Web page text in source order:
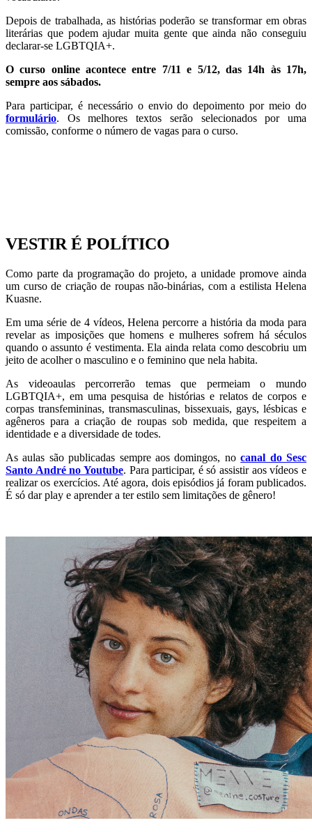
Depois de trabalhada, as histórias poderão se transformar em obras
literárias que podem ajudar muita gente que ainda não conseguiu
declarar-se LGBTQIA+.
O curso online acontece entre 7/11 e 5/12, das 14h às 17h,
sempre aos sábados.
Para participar, é necessário o envio do depoimento por meio do
formulário. Os melhores textos serão selecionados por uma
comissão, conforme o número de vagas para o curso.
VESTIR É POLÍTICO
Como parte da programação do projeto, a unidade promove ainda
um curso de criação de roupas não-binárias, com a estilista Helena
Kuasne.
Em uma série de 4 vídeos, Helena percorre a história da moda para
revelar as imposições que homens e mulheres sofrem há séculos
quando o assunto é vestimenta. Ela ainda relata como descobriu um
jeito de acolher o masculino e o feminino que nela habita.
As videoaulas percorrerão temas que permeiam o mundo
LGBTQIA+, em uma pesquisa de histórias e relatos de corpos e
corpas transfemininas, transmasculinas, bissexuais, gays, lésbicas e
agêneros para a criação de roupas sob medida, que respeitem a
identidade e a diversidade de todes.
As aulas são publicadas sempre aos domingos, nocanal do Sesc
Santo André no Youtube. Para participar, é só assistir aos vídeos e
realizar os exercícios. Até agora, dois episódios já foram publicados.
É só dar play e aprender a ter estilo sem limitações de gênero!